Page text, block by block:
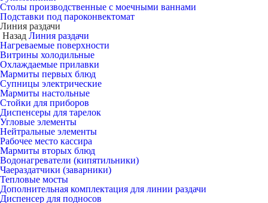
Столы производственные с моечными ваннами
Подставки под пароконвектомат
Линия раздачи
Назад Линия раздачи
Нагреваемые поверхности
Витрины холодильные
Охлаждаемые прилавки
Мармиты первых блюд
Супницы электрические
Мармиты настольные
Стойки для приборов
Диспенсеры для тарелок
Угловые элементы
Нейтральные элементы
Рабочее место кассира
Мармиты вторых блюд
Водонагреватели (кипятильники)
Чаераздатчики (заварники)
Тепловые мосты
Дополнительная комплектация для линии раздачи
Диспенсер для подносов